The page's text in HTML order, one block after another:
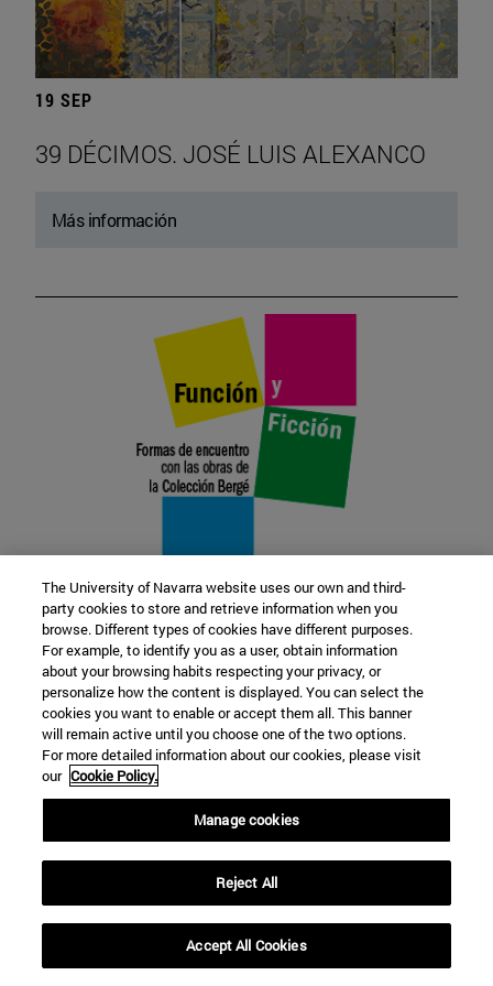
19 SEP
39 DÉCIMOS. JOSÉ LUIS ALEXANCO
Más información
22 SEP
FUNCIÓN Y FICCIÓN. Varios artistas
Más información
The University of Navarra website uses our own and third-
party cookies to store and retrieve information when you
browse. Different types of cookies have different purposes.
For example, to identify you as a user, obtain information
about your browsing habits respecting your privacy, or
personalize how the content is displayed. You can select the
cookies you want to enable or accept them all. This banner
will remain active until you choose one of the two options.
For more detailed information about our cookies, please visit
our Cookie Policy.
Manage cookies
Reject All
Accept All Cookies